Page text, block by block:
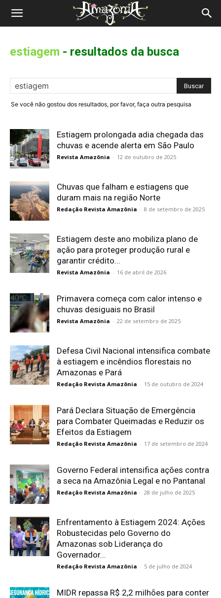
Revista
estiagem - resultados da busca
Se você não gostou dos resultados, por favor, faça outra pesquisa
Estiagem prolongada adia chegada das
chuvas e acende alerta em São Paulo
Revista Amazônia - 12 de outubro de 2025
Chuvas que falham e estiagens que
duram mais na região Norte
Redação Revista Amazônia - 8 de setembro de 2025
Estiagem deste ano mobiliza plano de
ação para proteger produção rural e
garantir crédito...
Revista Amazônia - 16 de abril de 2026
Primavera começa com calor intenso e
chuvas desiguais no Brasil
Revista Amazônia - 22 de setembro de 2025
Defesa Civil Nacional intensifica combate
à estiagem e incêndios florestais no
Amazonas e Pará
Redação Revista Amazônia - 15 de outubro de 2024
Pará Declara Situação de Emergência
para Combater Queimadas e Reduzir os
Efeitos da Estiagem
Redação Revista Amazônia - 17 de setembro de 2024
Governo Federal intensifica ações contra
a seca na Amazônia Legal e no Pantanal
Redação Revista Amazônia - 28 de julho de 2025
Enfrentamento à Estiagem 2024: Ações
Robustecidas pelo Governo do
Amazonas sob Liderança do
Governador...
Redação Revista Amazônia - 5 de julho de 2024
MIDR repassa R$ 2,2 milhões para conter